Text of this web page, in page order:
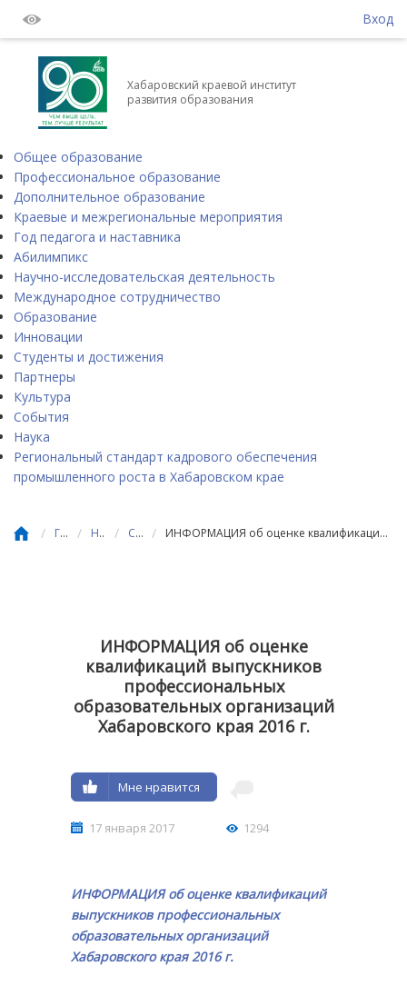
Вход
Хабаровский краевой институт
развития образования
Общее образование
Профессиональное образование
Дополнительное образование
Краевые и межрегиональные мероприятия
Год педагога и наставника
Абилимпикс
Научно-исследовательская деятельность
Международное сотрудничество
Образование
Инновации
Студенты и достижения
Партнеры
Культура
События
Наука
Региональный стандарт кадрового обеспечения
промышленного роста в Хабаровском крае
/ Главная / Новости / События / ИНФОРМАЦИЯ об оценке квалификаций выпускников профессиональных образовательных организаций Хабаровского края 2016 г.
ИНФОРМАЦИЯ об оценке
квалификаций выпускников
профессиональных
образовательных организаций
Хабаровского края 2016 г.
Мне нравится
17 января 2017 1294
ИНФОРМАЦИЯ об оценке квалификаций
выпускников профессиональных
образовательных организаций
Хабаровского края 2016 г.